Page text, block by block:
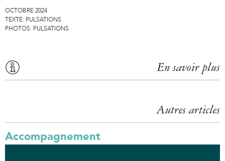
s
r
OCTOBRE 2024
TEXTE: PULSATIONS
PHOTOS: PULSATIONS
En savoir plus
Autres articles
Accompagnement